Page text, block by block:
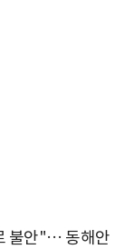
불안"… 동해안